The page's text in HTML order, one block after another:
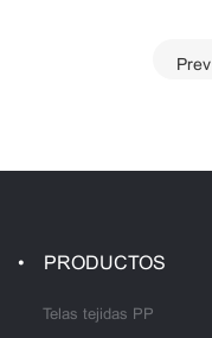
Prev
PRODUCTOS
Telas tejidas PP